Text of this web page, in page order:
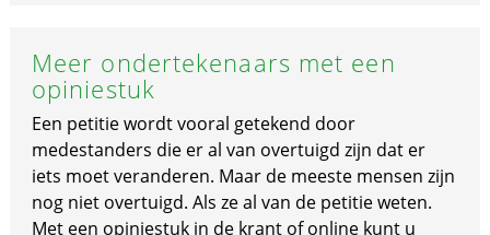
Meer ondertekenaars met een
opiniestuk
Een petitie wordt vooral getekend door
medestanders die er al van overtuigd zijn dat er
iets moet veranderen. Maar de meeste mensen zijn
nog niet overtuigd. Als ze al van de petitie weten.
Met een opiniestuk in de krant of online kunt u